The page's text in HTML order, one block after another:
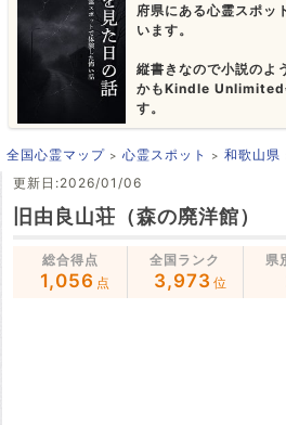
府県にある心霊スポッ
います。
縦書きなので小説のよ
かもKindle Unlimited
す。
全国心霊マップ 心霊スポット 和歌山県
更新日:2026/01/06
旧由良山荘（森の廃洋館）
総合得点
1,056 点
全国ランク
3,973 位
県